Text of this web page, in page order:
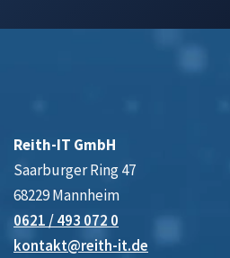
Reith-IT GmbH
Saarburger Ring 47
68229 Mannheim
0621 / 493 072 0
kontakt@reith-it.de